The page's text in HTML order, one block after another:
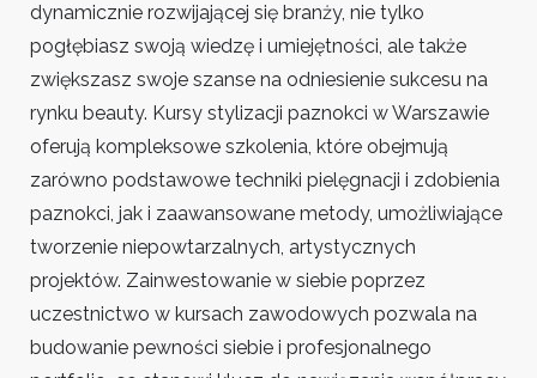
dynamicznie rozwijającej się branży, nie tylko
pogłębiasz swoją wiedzę i umiejętności, ale także
zwiększasz swoje szanse na odniesienie sukcesu na
rynku beauty. Kursy stylizacji paznokci w Warszawie
oferują kompleksowe szkolenia, które obejmują
zarówno podstawowe techniki pielęgnacji i zdobienia
paznokci, jak i zaawansowane metody, umożliwiające
tworzenie niepowtarzalnych, artystycznych
projektów. Zainwestowanie w siebie poprzez
uczestnictwo w kursach zawodowych pozwala na
budowanie pewności siebie i profesjonalnego